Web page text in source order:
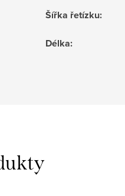
Šířka řetízku:
Délka: